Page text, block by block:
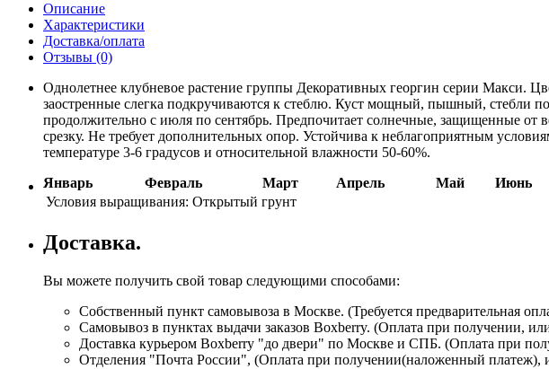
Описание
Характеристики
Доставка/оплата
Отзывы (0)
Однолетнее клубневое растение группы Декоративных георгин серии Макси.
заостренные слегка подкручиваются к стеблю. Куст мощный, пышный, стебли
продолжительно с июля по сентябрь. Предпочитает солнечные, защищенные от
срезку. Не требует дополнительных опор. Устойчива к неблагоприятным
температуре 3-6 градусов и относительной влажности 50-60%.
Январь
Февраль Март Апрель Май Июнь
Условия выращивания: Открытый грунт
Доставка.
Вы можете получить свой товар следующими способами:
Собственный пункт самовывоза в Москве. (Требуется предварительная
Самовывоз в пунктах выдачи заказов Boxberry. (Оплата при получении,
Доставка курьером Boxberry "до двери" по Москве и СПБ. (Оплата при
Отделения "Почта России", (Оплата при получении(наложенный платеж),